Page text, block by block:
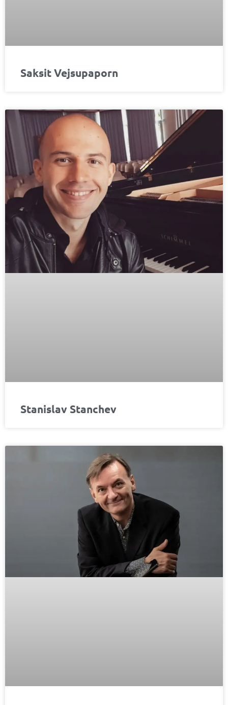
Saksit Vejsupaporn
Stanislav Stanchev